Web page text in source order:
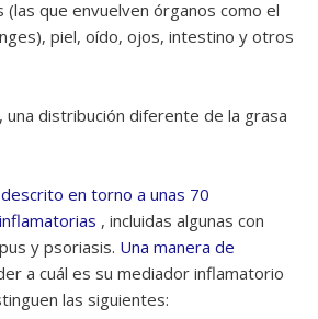
que envuelven órganos como el
piel, oído, ojos, intestino y otros
una distribución diferente de la grasa
en torno a unas 70
, incluidas algunas con
y psoriasis. Una manera de
a cuál es su mediador inflamatorio
las siguientes: